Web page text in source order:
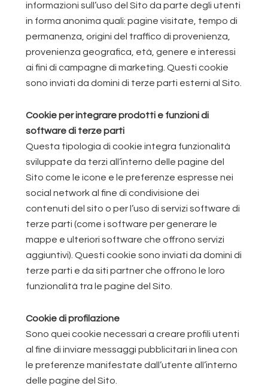
informazioni sull’uso del Sito da parte degli utenti
in forma anonima quali: pagine visitate, tempo di
permanenza, origini del traffico di provenienza,
provenienza geografica, età, genere e interessi
ai fini di campagne di marketing. Questi cookie
sono inviati da domini di terze parti esterni al Sito.
Cookie per integrare prodotti e funzioni di
software di terze parti
Questa tipologia di cookie integra funzionalità
sviluppate da terzi all’interno delle pagine del
Sito come le icone e le preferenze espresse nei
social network al fine di condivisione dei
contenuti del sito o per l’uso di servizi software di
terze parti (come i software per generare le
mappe e ulteriori software che offrono servizi
aggiuntivi). Questi cookie sono inviati da domini di
terze parti e da siti partner che offrono le loro
funzionalità tra le pagine del Sito.
Cookie di profilazione
Sono quei cookie necessari a creare profili utenti
al fine di inviare messaggi pubblicitari in linea con
le preferenze manifestate dall’utente all’interno
delle pagine del Sito.